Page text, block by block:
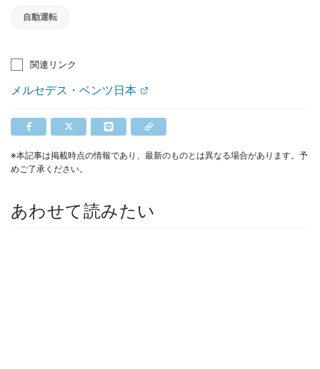
自動運転
関連リンク
メルセデス・ベンツ日本
※本記事は掲載時点の情報であり、最新のものとは異なる場合があります。予
めご了承ください。
あわせて読みたい